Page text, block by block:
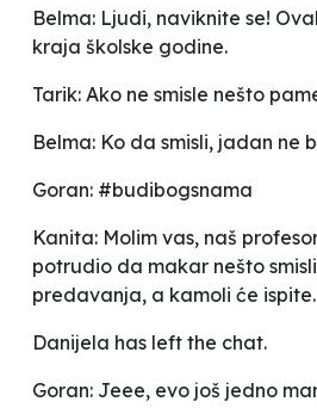
Belma: Ljudi, naviknite se!
kraja školske godine.
Tarik: Ako ne smisle nešto
Belma: Ko da smisli, jadan ne
Goran: #budibogsnama
Kanita: Molim vas, naš
potrudio da makar nešto
predavanja, a kamoli će ispite.
Danijela has left the chat.
Goran: Jeee, evo još jedno